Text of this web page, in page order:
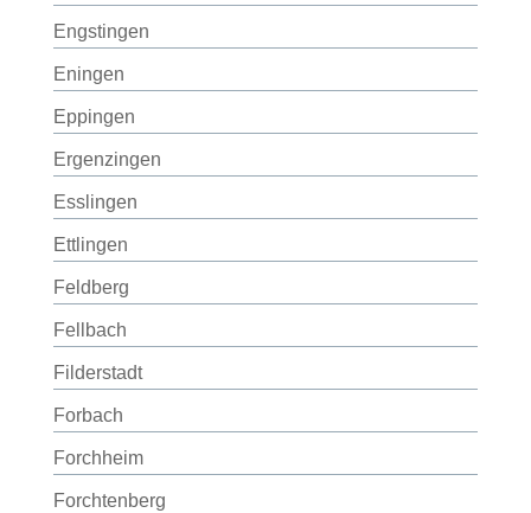
Engstingen
Eningen
Eppingen
Ergenzingen
Esslingen
Ettlingen
Feldberg
Fellbach
Filderstadt
Forbach
Forchheim
Forchtenberg